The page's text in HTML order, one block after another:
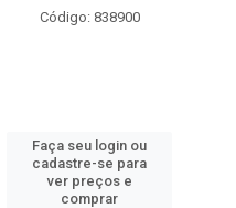
Código: 838900
Faça seu login ou
cadastre-se para
ver preços e
comprar